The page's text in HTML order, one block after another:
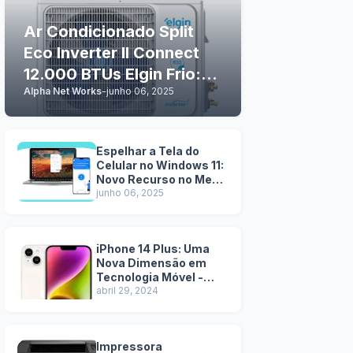
Ar Condicionado Split
Eco Inverter II Connect
12.000 BTUs Elgin Frio:
Tecnologia e Conforto
em Casa
Alpha Net Works-junho 06, 2025
Espelhar a Tela do
Celular no Windows 11:
Novo Recurso no Menu
Iniciar
junho 06, 2025
iPhone 14 Plus: Uma
Nova Dimensão em
Tecnologia Móvel -
Pros e Contras
abril 29, 2024
Impressora